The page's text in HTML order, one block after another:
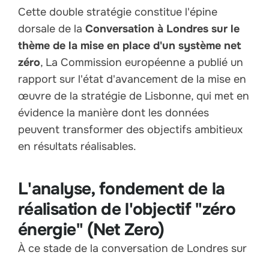
Cette double stratégie constitue l'épine
dorsale de la Conversation à Londres sur le
thème de la mise en place d'un système net
zéro, La Commission européenne a publié un
rapport sur l'état d'avancement de la mise en
œuvre de la stratégie de Lisbonne, qui met en
évidence la manière dont les données
peuvent transformer des objectifs ambitieux
en résultats réalisables.
L'analyse, fondement de la
réalisation de l'objectif "zéro
énergie" (Net Zero)
À ce stade de la conversation de Londres sur